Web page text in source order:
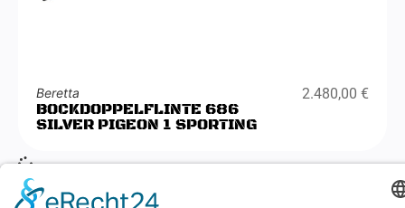
Beretta
BOCKDOPPELFLINTE 686
SILVER PIGEON 1 SPORTING
2.480,00 €